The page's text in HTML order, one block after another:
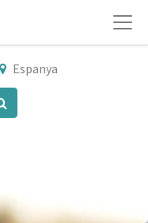
Espanya